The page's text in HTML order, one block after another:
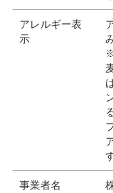
アレルギー表
示
事業者名